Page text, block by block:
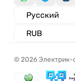
© 2026 Электрик-